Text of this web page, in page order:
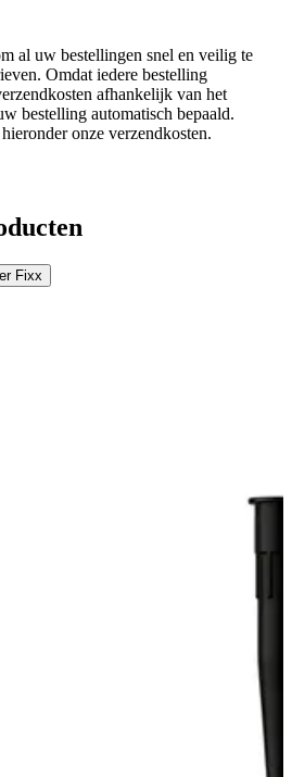
al uw bestellingen snel en veilig te
Omdat iedere bestelling
afhankelijk van het
bestelling automatisch bepaald.
onze verzendkosten.
Fixx